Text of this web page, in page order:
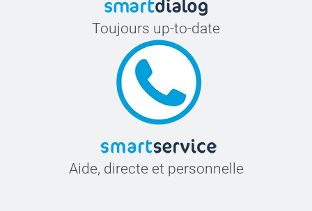
Toujours up-to-date
Aide, directe et personnelle